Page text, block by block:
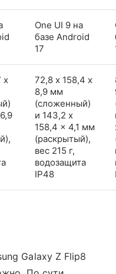
One UI 9 на
базе Android
17
х
72,8 х 158,4 х
8,9 мм
(сложенный)
и 143,2 x
158,4 x 4,1 мм
(раскрытый),
вес 215 г,
водозащита
IP48
Galaxy Z Flip8